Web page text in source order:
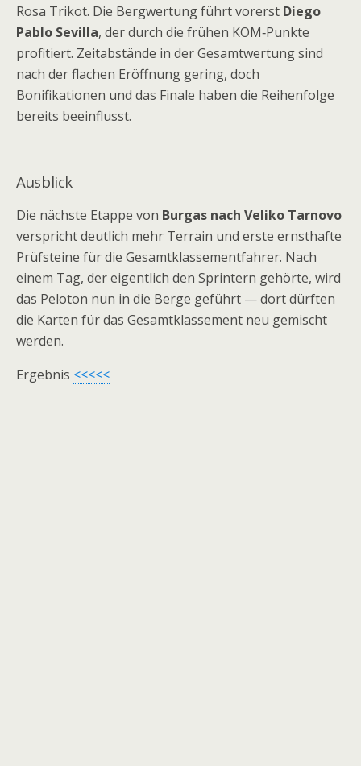
Rosa Trikot. Die Bergwertung führt vorerst Diego
Pablo Sevilla, der durch die frühen KOM‑Punkte
profitiert. Zeitabstände in der Gesamtwertung sind
nach der flachen Eröffnung gering, doch
Bonifikationen und das Finale haben die Reihenfolge
bereits beeinflusst.
Ausblick
Die nächste Etappe von Burgas nach Veliko Tarnovo
verspricht deutlich mehr Terrain und erste ernsthafte
Prüfsteine für die Gesamtklassementfahrer. Nach
einem Tag, der eigentlich den Sprintern gehörte, wird
das Peloton nun in die Berge geführt — dort dürften
die Karten für das Gesamtklassement neu gemischt
werden.
Ergebnis <<<<<